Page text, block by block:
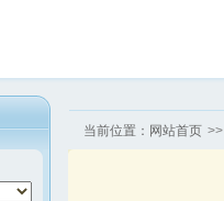
当前位置： 网站首页 >>